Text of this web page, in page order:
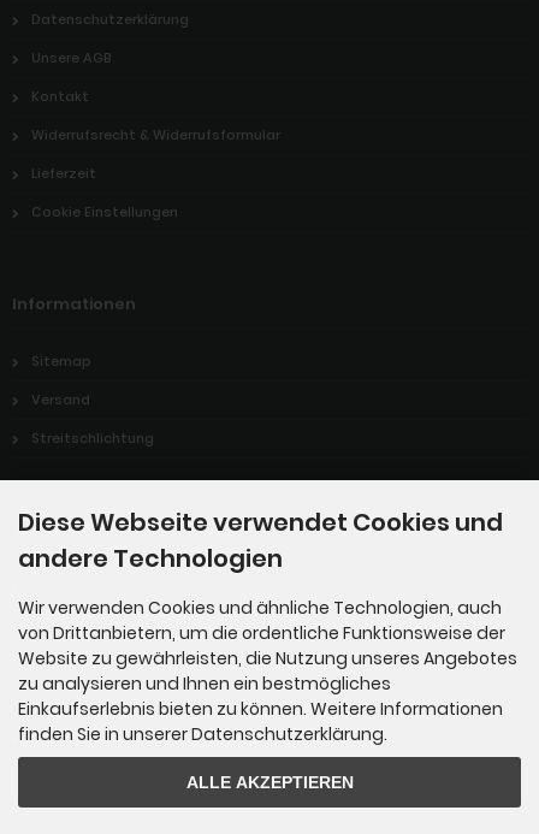
Datenschutzerklärung
Unsere AGB
Kontakt
Widerrufsrecht & Widerrufsformular
Lieferzeit
Cookie Einstellungen
Informationen
Sitemap
Versand
Streitschlichtung
Rechtliches
Widerrufen einer Bestellung
Widerruf erklären
Diese Webseite verwendet Cookies und
andere Technologien
Wir verwenden Cookies und ähnliche Technologien, auch
von Drittanbietern, um die ordentliche Funktionsweise der
Website zu gewährleisten, die Nutzung unseres Angebotes
zu analysieren und Ihnen ein bestmögliches
Einkaufserlebnis bieten zu können. Weitere Informationen
finden Sie in unserer Datenschutzerklärung.
ALLE AKZEPTIEREN